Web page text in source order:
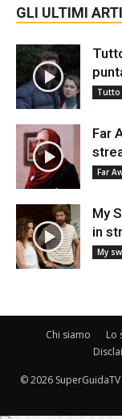
GLI ULTIMI
Tutto
Far
Far
My
in
My
Chi siamo Lo
© 2026